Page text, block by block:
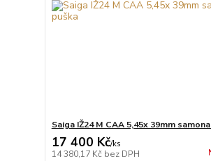
Saiga IŽ24 M CAA 5,45x 39mm
17 400 Kč/ks
14 380,17 Kč bez DPH